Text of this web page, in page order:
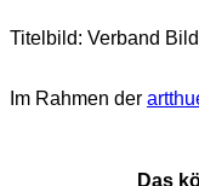
Titelbild: Verband
Im Rahmen der
Das